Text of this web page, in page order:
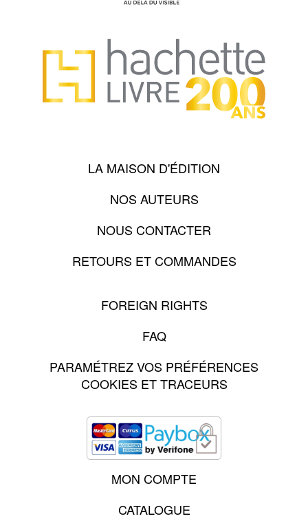
LA MAISON D'ÉDITION
NOS AUTEURS
NOUS CONTACTER
RETOURS ET COMMANDES
FOREIGN RIGHTS
FAQ
PARAMÉTREZ VOS PRÉFÉRENCES
COOKIES ET TRACEURS
MON COMPTE
CATALOGUE